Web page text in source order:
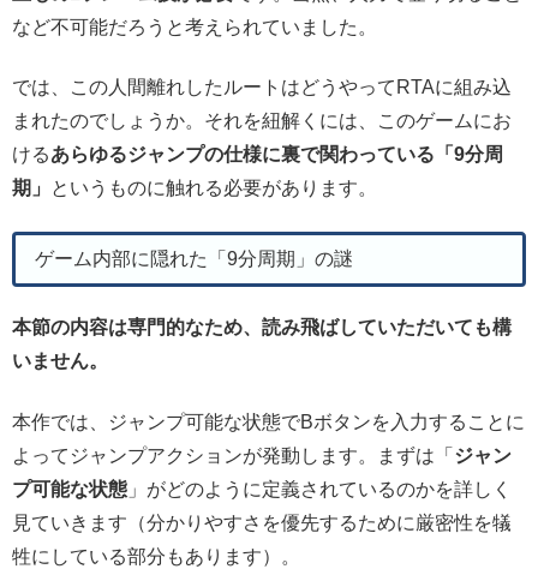
など不可能だろうと考えられていました。
では、この人間離れしたルートはどうやってRTAに組み込
まれたのでしょうか。それを紐解くには、このゲームにお
けるあらゆるジャンプの仕様に裏で関わっている「9分周
期」
というものに触れる必要があります。
ゲーム内部に隠れた「9分周期」の謎
本節の内容は専門的なため、読み飛ばしていただいても構
いません。
本作では、ジャンプ可能な状態でBボタンを入力することに
よってジャンプアクションが発動します。まずは「 ジャン
プ可能な状態 」がどのように定義されているのかを詳しく
見ていきます（分かりやすさを優先するために厳密性を犠
牲にしている部分もあります）。